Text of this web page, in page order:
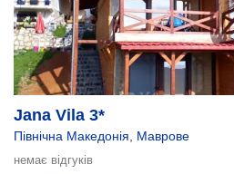
Jana Vila 3*
Північна Македонія Маврове
немає відгуків